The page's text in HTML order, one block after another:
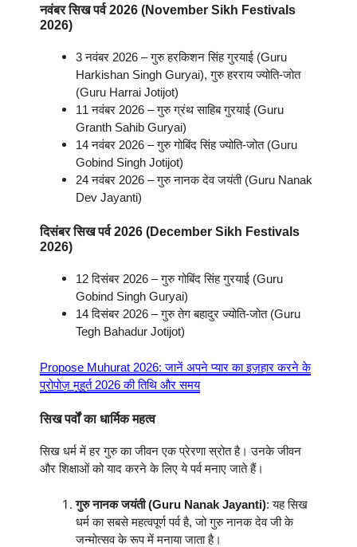
नवंबरसिख पर्व2026 (November Sikh Festivals
2026)
3 नवंबर 2026 – गुरु हरकिशन सिंह गुरयाई (Guru
Harkishan Singh Guryai), गुरु हरराय ज्योति-जोत
(Guru Harrai Jotijot)
11 नवंबर 2026 – गुरु ग्रंथ साहिब गुरयाई (Guru
Granth Sahib Guryai)
14 नवंबर 2026 – गुरु गोबिंद सिंह ज्योति-जोत (Guru
Gobind Singh Jotijot)
24 नवंबर 2026 – गुरु नानक देव जयंती (Guru Nanak
Dev Jayanti)
दिसंबरसिख पर्व2026 (December Sikh Festivals
2026)
12 दिसंबर 2026 – गुरु गोबिंद सिंह गुरयाई (Guru
Gobind Singh Guryai)
14 दिसंबर 2026 – गुरु तेग बहादुर ज्योति-जोत (Guru
Tegh Bahadur Jotijot)
Propose Muhurat 2026: जानें अपने प्यार का इज़हार करने के
प्रोपोज़ मुहूर्त 2026 की तिथि और समय
सिख पर्वों का धार्मिक महत्व
सिख धर्म में हर गुरु का जीवन एक प्रेरणा स्रोत है। उनके जीवन
और शिक्षाओं को याद करने के लिए ये पर्व मनाए जाते हैं।
गुरु नानक जयंती (Guru Nanak Jayanti): यह सिख
धर्म का सबसे महत्वपूर्ण पर्व है, जो गुरु नानक देव जी के
जन्मोत्सव के रूप में मनाया जाता है।